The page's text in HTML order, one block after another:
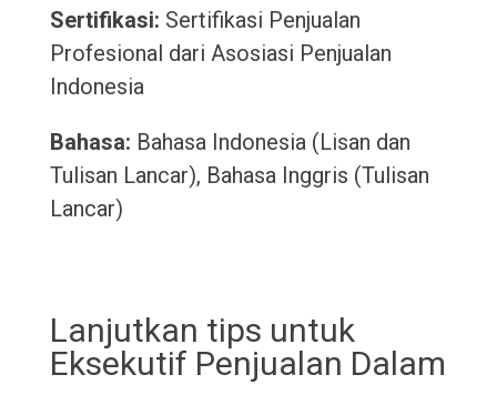
Sertifikasi: Sertifikasi Penjualan
Profesional dari Asosiasi Penjualan
Indonesia
Bahasa: Bahasa Indonesia (Lisan dan
Tulisan Lancar), Bahasa Inggris (Tulisan
Lancar)
Lanjutkan tips untuk
Eksekutif Penjualan Dalam